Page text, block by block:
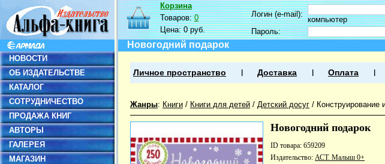
НОВОСТИ
ОБ ИЗДАТЕЛЬСТВЕ
КАТАЛОГ
СОТРУДНИЧЕСТВО
ПРОДАЖА КНИГ
АВТОРЫ
ГАЛЕРЕЯ
МАГАЗИН
Корзина
Товаров:0
Цена:0 руб.
Логин (e-mail):
компьютер
Пароль:
Новогодний подарок
Личное пространство Доставка Оплата
Жанры: Книги / Книги для детей / Детский досуг / Конструирование
Новогодний подарок
ID товара: 659209
Издательство: АСТ. Малыш 0+